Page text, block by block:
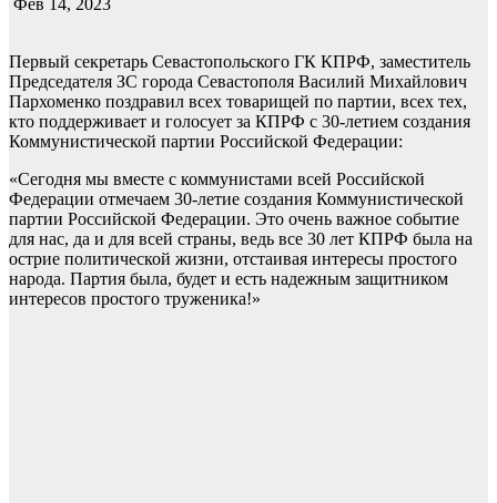
Фев 14, 2023
Первый секретарь Севастопольского ГК КПРФ, заместитель
Председателя ЗС города Севастополя Василий Михайлович
Пархоменко поздравил всех товарищей по партии, всех тех,
кто поддерживает и голосует за КПРФ с 30-летием создания
Коммунистической партии Российской Федерации:
«Сегодня мы вместе с коммунистами всей Российской
Федерации отмечаем 30-летие создания Коммунистической
партии Российской Федерации. Это очень важное событие
для нас, да и для всей страны, ведь все 30 лет КПРФ была на
острие политической жизни, отстаивая интересы простого
народа. Партия была, будет и есть надежным защитником
интересов простого труженика!»